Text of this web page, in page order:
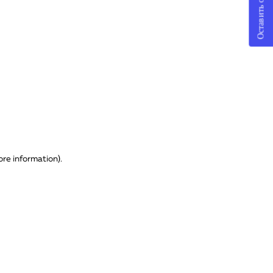
information).